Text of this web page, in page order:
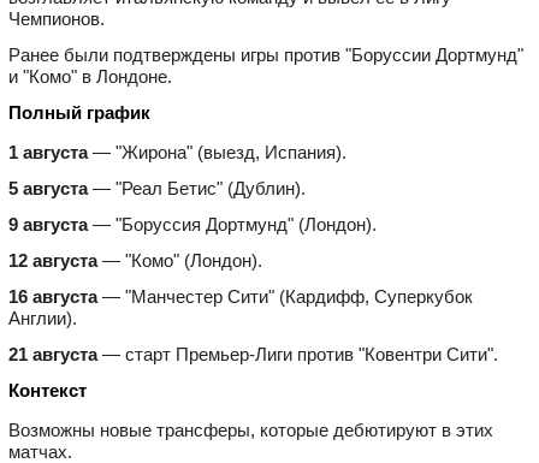
Чемпионов.
Ранее были подтверждены игры против "Боруссии Дортмунд"
и "Комо" в Лондоне.
Полный график
1 августа— "Жирона" (выезд, Испания).
5 августа— "Реал Бетис" (Дублин).
9 августа— "Боруссия Дортмунд" (Лондон).
12 августа— "Комо" (Лондон).
16 августа— "Манчестер Сити" (Кардифф, Суперкубок
Англии).
21 августа— старт Премьер‑Лиги против "Ковентри Сити".
Контекст
Возможны новые трансферы, которые дебютируют в этих
матчах.